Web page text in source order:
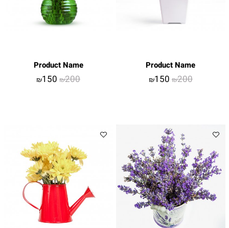
Product Name
₪200
₪150
Product Name
₪200
₪150